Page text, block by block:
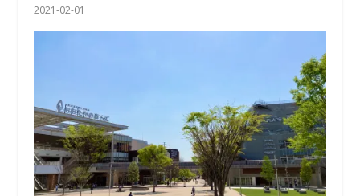
2021-02-01